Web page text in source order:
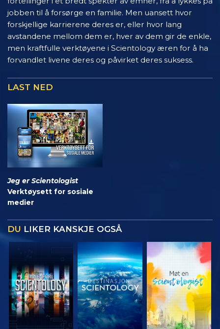
jobben til å forsørge en familie. Men uansett hvor
forskjellige karrierene deres er, eller hvor lang
avstandene mellom dem er, hver av dem gir de enkle,
men kraftfulle verktøyene i Scientology æren for å ha
forvandlet livene deres og påvirket deres suksess.
LAST NED
Jeg er Scientologist
Verktøysett for sosiale
medier
DU LIKER KANSKJE OGSÅ